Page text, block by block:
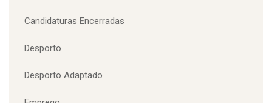
Câmara Municipal Santa Maria da Feira